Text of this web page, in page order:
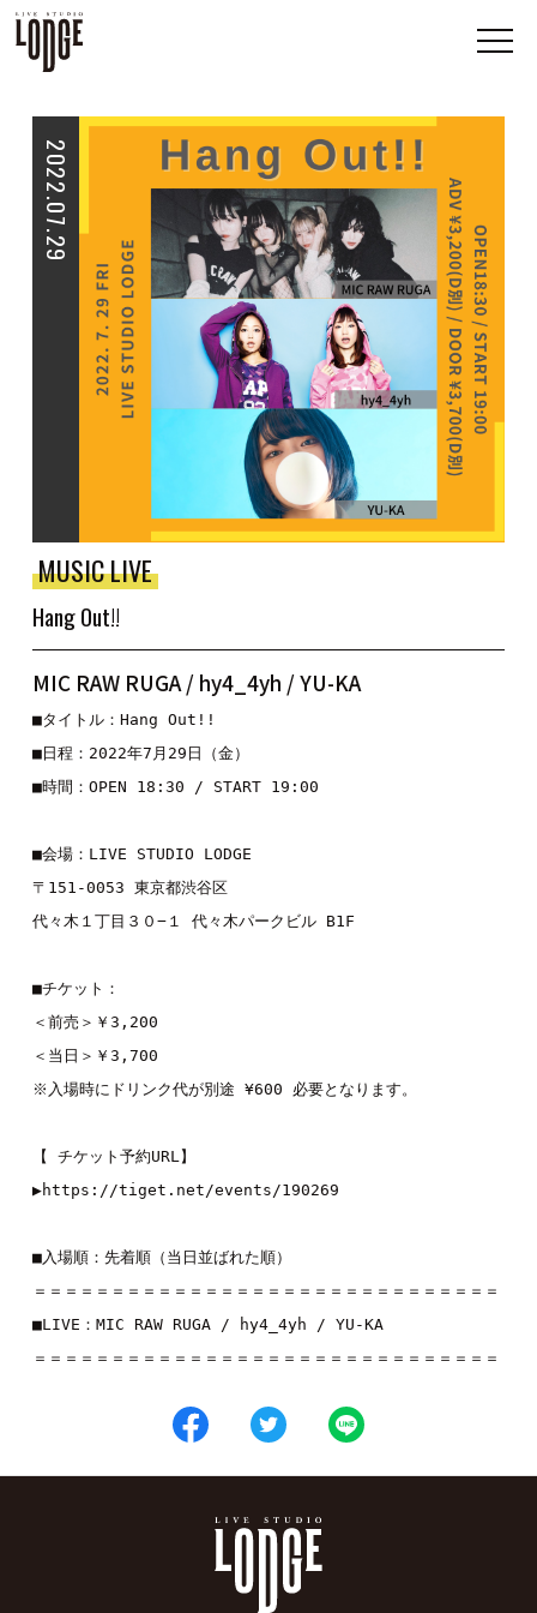
2022.07.29
MUSIC LIVE
Hang Out!!
MIC RAW RUGA / hy4_4yh / YU-KA
■タイトル：Hang Out!!
■日程：2022年7月29日（金）
■時間：OPEN 18:30 / START 19:00
■会場：LIVE STUDIO LODGE
〒151-0053 東京都渋谷区
代々木１丁目３０−１ 代々木パークビル B1F
■チケット：
＜前売＞￥3,200
＜当日＞￥3,700
※入場時にドリンク代が別途 ¥600 必要となります。
【 チケット予約URL】
▶︎https://tiget.net/events/190269
■入場順：先着順（当日並ばれた順）
＝＝＝＝＝＝＝＝＝＝＝＝＝＝＝＝＝＝＝＝＝＝＝＝＝＝＝＝＝＝
■LIVE：MIC RAW RUGA / hy4_4yh / YU-KA
＝＝＝＝＝＝＝＝＝＝＝＝＝＝＝＝＝＝＝＝＝＝＝＝＝＝＝＝＝＝